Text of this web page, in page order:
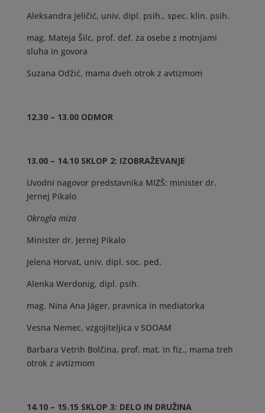
Aleksandra Jeličić, univ. dipl. psih., spec. klin. psih.
mag. Mateja Šilc, prof. def. za osebe z motnjami
sluha in govora
Suzana Odžić, mama dveh otrok z avtizmom
12.30 – 13.00 ODMOR
13.00 – 14.10 SKLOP 2: IZOBRAŽEVANJE
Uvodni nagovor predstavnika MIZŠ: minister dr.
Jernej Pikalo
Okrogla miza
Minister dr. Jernej Pikalo
Jelena Horvat, univ. dipl. soc. ped.
Alenka Werdonig, dipl. psih.
mag. Nina Ana Jäger, pravnica in mediatorka
Vesna Nemec, vzgojiteljica v SOOAM
Barbara Vetrih Bolčina, prof. mat. in fiz., mama treh
otrok z avtizmom
14.10 – 15.15 SKLOP 3: DELO IN DRUŽINA